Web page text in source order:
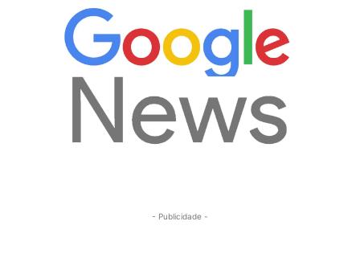
- Publicidade -